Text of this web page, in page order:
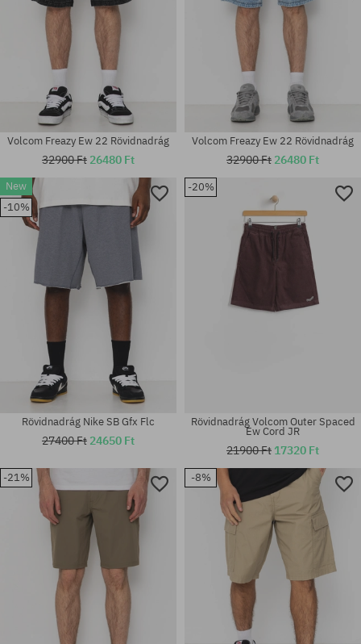
Elérhető méretek:
S; M; XL
Elérhető méretek:
Elérhető méretek:
S; M; XL
Volcom Freazy Ew 22 Rövidnadrág
32900 Ft 26480 Ft
Elérhető méretek:
Volcom Freazy Ew 22 Rövidnadrág
32900 Ft 26480 Ft
New
-10%
Rövidnadrág Nike SB Gfx Flc
27400 Ft 24650 Ft
-20%
Rövidnadrág Volcom Outer Spaced
Ew Cord JR
21900 Ft 17320 Ft
-21% -8%